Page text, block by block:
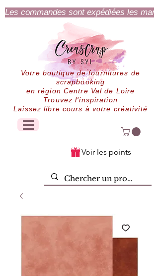
Les commandes sont expédiées les
Votre boutique de fournitures de
scrapbooking
en région Centre Val de Loire
Trouvez l'inspiration
Laissez libre cours à votre créativité
Voir les points